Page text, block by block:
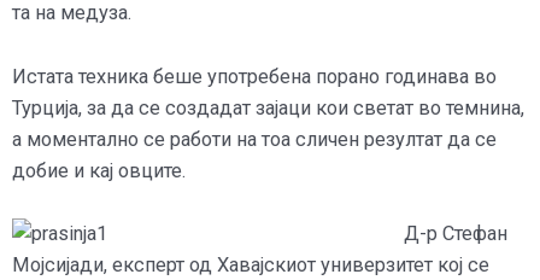
та на медуза.
Истата техника беше употребена порано годинава во
Турција, за да се создадат зајаци кои светат во темнина,
а моментално се работи на тоа сличен резултат да се
добие и кај овците.
Д-р Стефан
Мојсијади, експерт од Хавајскиот универзитет кој се